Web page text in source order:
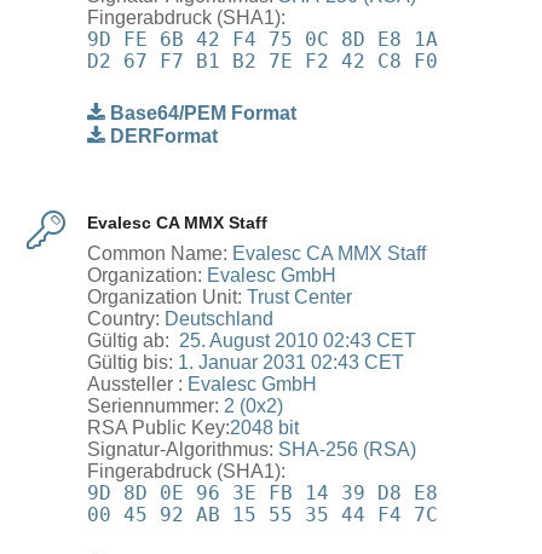
Fingerabdruck (SHA1):
9D FE 6B 42 F4 75 0C 8D E8 1A
D2 67 F7 B1 B2 7E F2 42 C8 F0
Base64/PEM Format
DERFormat
Evalesc CA MMX Staff
Common Name: Evalesc CA MMX Staff
Organization: Evalesc GmbH
Organization Unit:Trust Center
Country: Deutschland
Gültig ab: ‎ ‎25. ‎August ‎2010 02:43 CET
Gültig bis: 1. ‎Januar ‎2031 02:43 CET
Aussteller : Evalesc GmbH
Seriennummer: 2 (0x2)
RSA Public Key:2048 bit
Signatur-Algorithmus: SHA-256 (RSA)
Fingerabdruck (SHA1):
9D 8D 0E 96 3E FB 14 39 D8 E8
00 45 92 AB 15 55 35 44 F4 7C